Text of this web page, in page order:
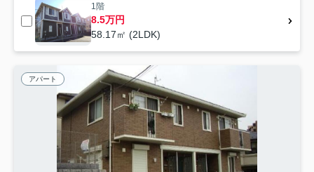
1階
8.5万円
58.17㎡ (2LDK)
アパート